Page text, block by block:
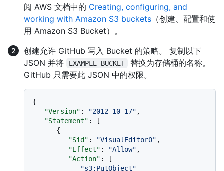
阅 AWS 文档中的 Creating, configuring, and
working with Amazon S3 buckets （创建、配置和使
用 Amazon S3 Bucket）。
创建允许 GitHub 写入 Bucket 的策略。 复制以下
JSON 并将
EXAMPLE-BUCKET
替换为存储桶的名称。
GitHub 只需要此 JSON 中的权限。
{
"Version" : "2012-10-17" ,
"Statement" :
[
{
"Sid" : "VisualEditor0" ,
"Effect" : "Allow" ,
"Action" :
[
"s3:PutObject"